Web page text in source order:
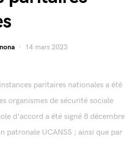
14 mars 2023
paritaires nationales a été
organismes de sécurité sociale
d'accord a été signé 8 décembre
patronale UCANSS ; ainsi que par